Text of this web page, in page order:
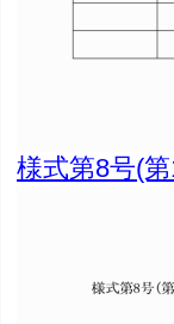
様式第8号(